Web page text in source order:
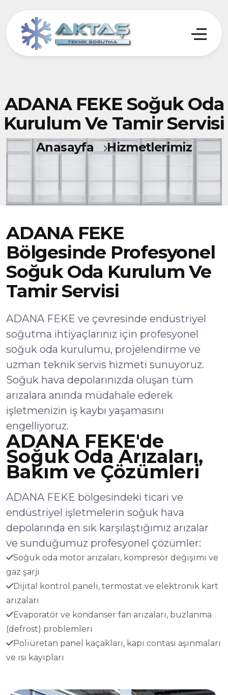
ADANA FEKE Soğuk Oda
Kurulum Ve Tamir Servisi
Anasayfa Hizmetlerimiz
ADANA FEKE
Bölgesinde Profesyonel
Soğuk Oda Kurulum Ve
Tamir Servisi
ADANA FEKE ve çevresinde endüstriyel
soğutma ihtiyaçlarınız için profesyonel
soğuk oda kurulumu, projelendirme ve
uzman teknik servis hizmeti sunuyoruz.
Soğuk hava depolarınızda oluşan tüm
arızalara anında müdahale ederek
işletmenizin iş kaybı yaşamasını
engelliyoruz.
ADANA FEKE'de
Soğuk Oda Arızaları,
Bakım ve Çözümleri
ADANA FEKE bölgesindeki ticari ve
endüstriyel işletmelerin soğuk hava
depolarında en sık karşılaştığımız arızalar
ve sunduğumuz profesyonel çözümler:
Soğuk oda motor arızaları, kompresör değişimi ve
gaz şarjı
Dijital kontrol paneli, termostat ve elektronik kart
arızaları
Evaporatör ve kondanser fan arızaları, buzlanma
(defrost) problemleri
Poliüretan panel kaçakları, kapı contası aşınmaları
ve ısı kayıpları